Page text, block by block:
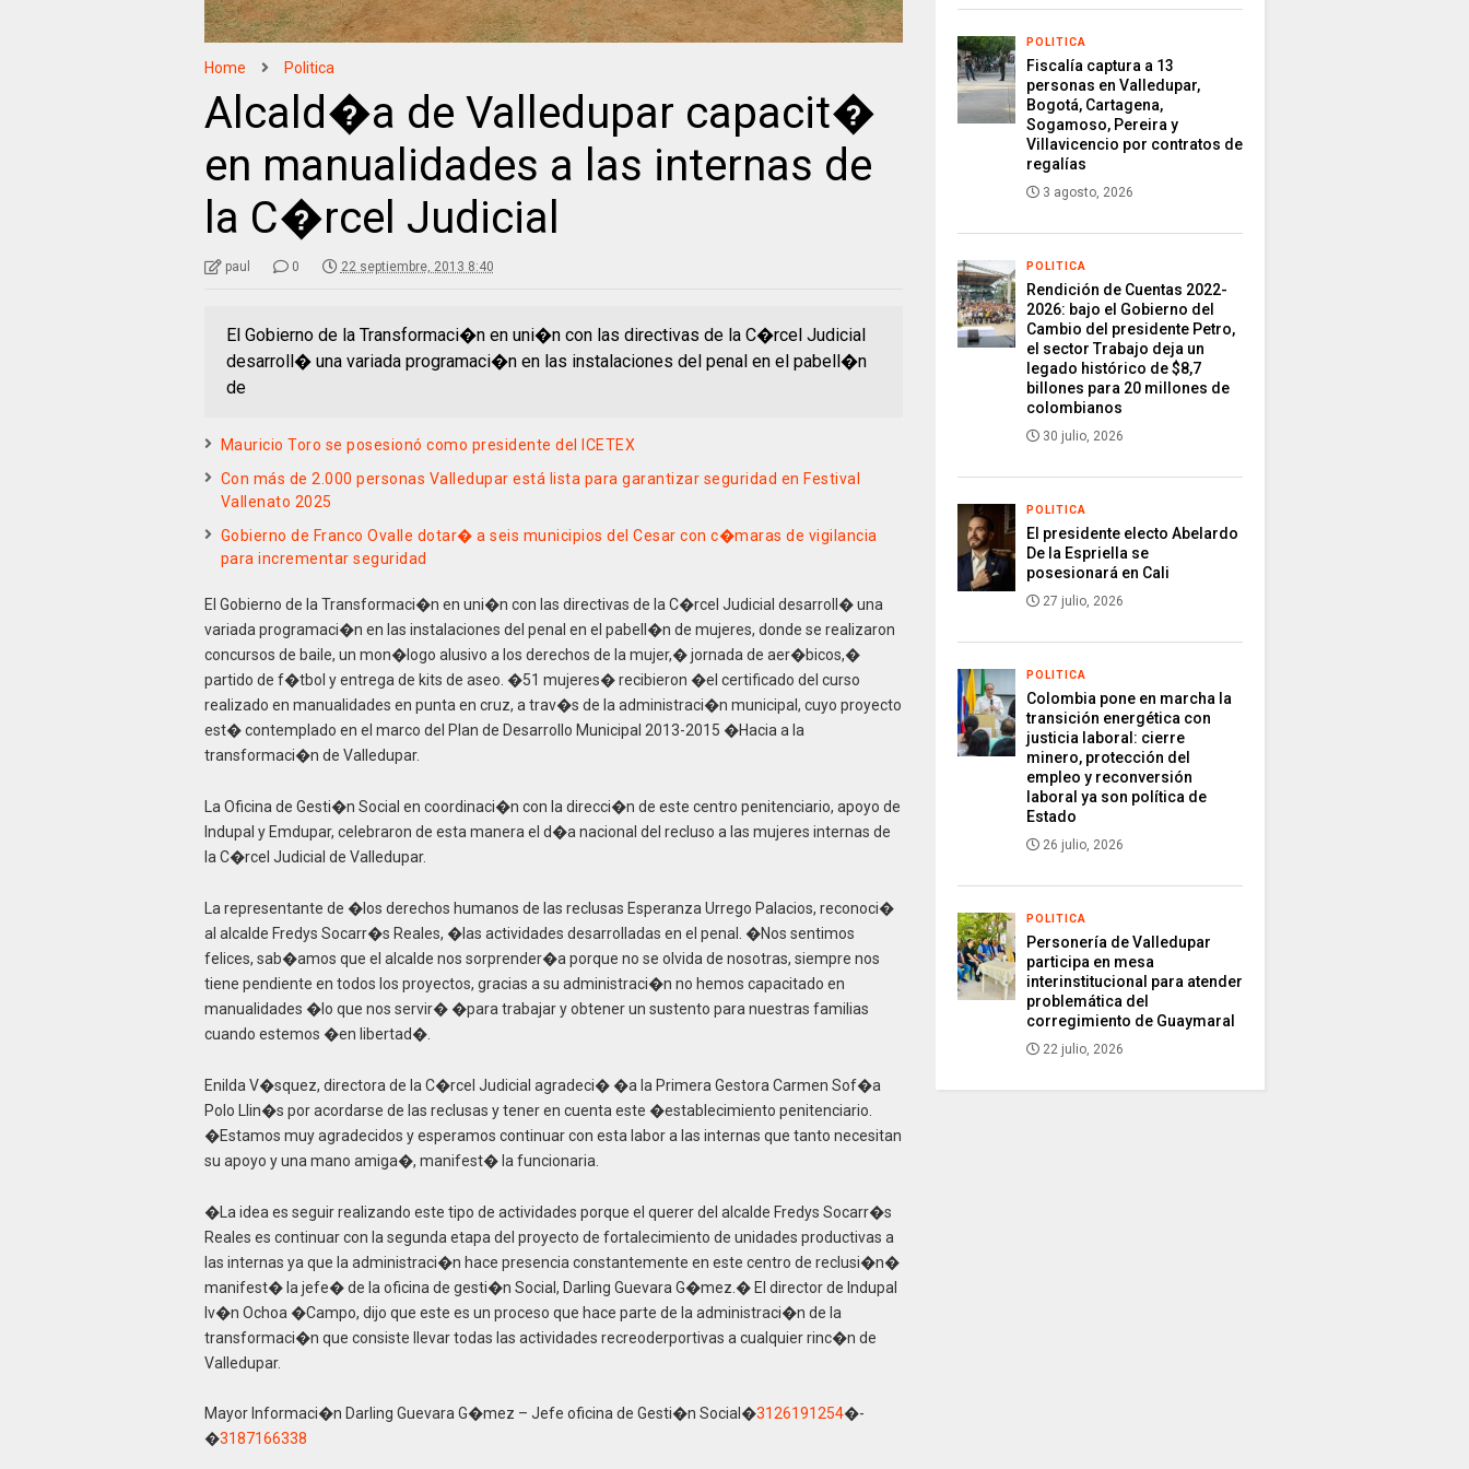
Home Politica
Alcald�a de Valledupar capacit�
en manualidades a las internas de
la C�rcel Judicial
paul 0 22 septiembre, 2013 8:40
El Gobierno de la Transformaci�n en uni�n con las directivas de la C�rcel Judicial
desarroll� una variada programaci�n en las instalaciones del penal en el pabell�n
de
Mauricio Toro se posesionó como presidente del ICETEX
Con más de 2.000 personas Valledupar está lista para garantizar seguridad en Festival
Vallenato 2025
Gobierno de Franco Ovalle dotar� a seis municipios del Cesar con c�maras de vigilancia
para incrementar seguridad
El Gobierno de la Transformaci�n en uni�n con las directivas de la C�rcel Judicial desarroll� una
variada programaci�n en las instalaciones del penal en el pabell�n de mujeres, donde se realizaron
concursos de baile, un mon�logo alusivo a los derechos de la mujer,� jornada de aer�bicos,�
partido de f�tbol y entrega de kits de aseo. �51 mujeres� recibieron �el certificado del curso
realizado en manualidades en punta en cruz, a trav�s de la administraci�n municipal, cuyo proyecto
est� contemplado en el marco del Plan de Desarrollo Municipal 2013-2015 �Hacia a la
transformaci�n de Valledupar.
La Oficina de Gesti�n Social en coordinaci�n con la direcci�n de este centro penitenciario, apoyo de
Indupal y Emdupar, celebraron de esta manera el d�a nacional del recluso a las mujeres internas de
la C�rcel Judicial de Valledupar.
La representante de �los derechos humanos de las reclusas Esperanza Urrego Palacios, reconoci�
al alcalde Fredys Socarr�s Reales, �las actividades desarrolladas en el penal. �Nos sentimos
felices, sab�amos que el alcalde nos sorprender�a porque no se olvida de nosotras, siempre nos
tiene pendiente en todos los proyectos, gracias a su administraci�n no hemos capacitado en
manualidades �lo que nos servir� �para trabajar y obtener un sustento para nuestras familias
cuando estemos �en libertad�.
Enilda V�squez, directora de la C�rcel Judicial agradeci� �a la Primera Gestora Carmen Sof�a
Polo Llin�s por acordarse de las reclusas y tener en cuenta este �establecimiento penitenciario.
�Estamos muy agradecidos y esperamos continuar con esta labor a las internas que tanto necesitan
su apoyo y una mano amiga�, manifest� la funcionaria.
�La idea es seguir realizando este tipo de actividades porque el querer del alcalde Fredys Socarr�s
Reales es continuar con la segunda etapa del proyecto de fortalecimiento de unidades productivas a
las internas ya que la administraci�n hace presencia constantemente en este centro de reclusi�n�
manifest� la jefe� de la oficina de gesti�n Social, Darling Guevara G�mez.� El director de Indupal
Iv�n Ochoa �Campo, dijo que este es un proceso que hace parte de la administraci�n de la
transformaci�n que consiste llevar todas las actividades recreoderportivas a cualquier rinc�n de
Valledupar.
Mayor Informaci�n Darling Guevara G�mez – Jefe oficina de Gesti�n Social�3126191254�-
�3187166338
POLITICA
Fiscalía captura a 13
personas en Valledupar,
Bogotá, Cartagena,
Sogamoso, Pereira y
Villavicencio por contratos de
regalías
3 agosto, 2026
POLITICA
Rendición de Cuentas 2022-
2026: bajo el Gobierno del
Cambio del presidente Petro,
el sector Trabajo deja un
legado histórico de $8,7
billones para 20 millones de
colombianos
30 julio, 2026
POLITICA
El presidente electo Abelardo
De la Espriella se
posesionará en Cali
27 julio, 2026
POLITICA
Colombia pone en marcha la
transición energética con
justicia laboral: cierre
minero, protección del
empleo y reconversión
laboral ya son política de
Estado
26 julio, 2026
POLITICA
Personería de Valledupar
participa en mesa
interinstitucional para atender
problemática del
corregimiento de Guaymaral
22 julio, 2026